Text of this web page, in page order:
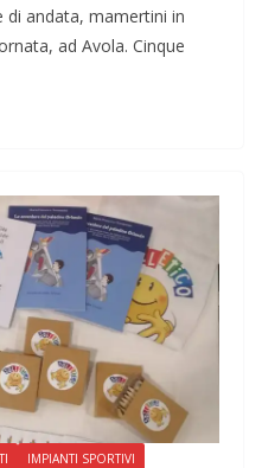
di andata, mamertini in
ad Avola. Cinque
IMPIANTI SPORTIVI